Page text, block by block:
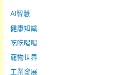
AI智慧
健康知識
吃吃喝喝
寵物世界
工業發展